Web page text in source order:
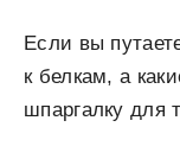
Если вы
к белкам, а
шпаргалку для